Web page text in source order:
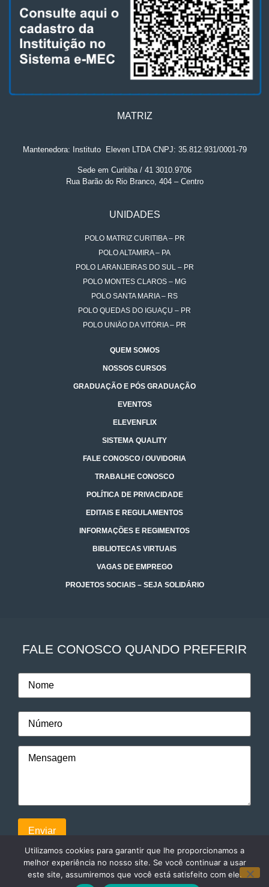
MATRIZ
Mantenedora: Instituto. Eleven LTDA CNPJ: 35.812.931/0001-79
Sede em Curitiba / 41 3010.9706
Rua Barão do Rio Branco, 404 – Centro
UNIDADES
POLO MATRIZ CURITIBA – PR
POLO ALTAMIRA – PA
POLO LARANJEIRAS DO SUL – PR
POLO MONTES CLAROS – MG
POLO SANTA MARIA – RS
POLO QUEDAS DO IGUAÇU – PR
POLO UNIÃO DA VITÓRIA – PR
QUEM SOMOS
NOSSOS CURSOS
GRADUAÇÃO E PÓS GRADUAÇÃO
EVENTOS
ELEVENFLIX
SISTEMA QUALITY
FALE CONOSCO / OUVIDORIA
TRABALHE CONOSCO
POLÍTICA DE PRIVACIDADE
EDITAIS E REGULAMENTOS
INFORMAÇÕES E REGIMENTOS
BIBLIOTECAS VIRTUAIS
VAGAS DE EMPREGO
PROJETOS SOCIAIS – SEJA SOLIDÁRIO
FALE CONOSCO QUANDO PREFERIR
Utilizamos cookies para garantir que lhe proporcionamos a
melhor experiência no nosso site. Se você continuar a usar
este site, assumiremos que você está satisfeito com ele.